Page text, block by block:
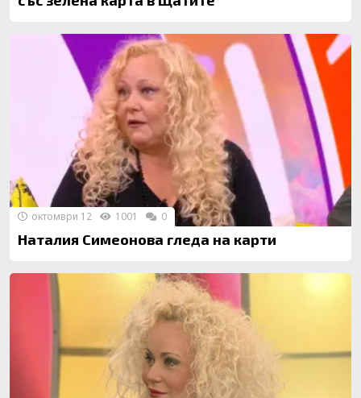
Наталия Симеонова гледа на карти
октомври 12 1001 0